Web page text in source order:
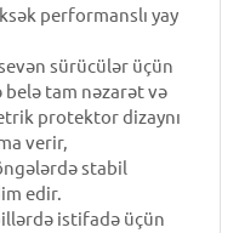
performanslı yay
sürücülər üçün
belə tam nəzarət və
protektor dizaynı
verir,
stabil
edir.
istifadə üçün